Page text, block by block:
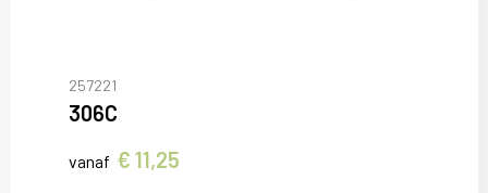
257221
306C
vanaf € 11,25